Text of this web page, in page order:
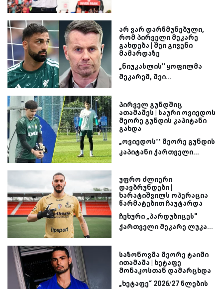
არ ვარ დარწმუნებული,
რომ პირველი მეკარე
გახდება | შეი გივენი
მამარდაზე
„ნიუკასლის'' ყოფილმა
მეკარემ, შეი...
პირველ გუნდშიც
ათამაშეს | საური ოვიედოს
მეორე გუნდის კაპიტანი
გახდა
„ოვიედოს’’ მეორე გუნდის
კაპიტანი ქართველი...
უფრო ძლიერი
დავბრუნდები |
ხარატიშვილს ოპერაცია
წარმატებით ჩაუტარდა
ჩეხური „პარდუბიცეს''
ქართველი მეკარე ლუკა...
საზონოვმა მეორე ტაიმი
ითამაშა | ხეტაფე
მონაკოსთან დამარცხდა
„ხეტაფე“ 2026/27 წლების